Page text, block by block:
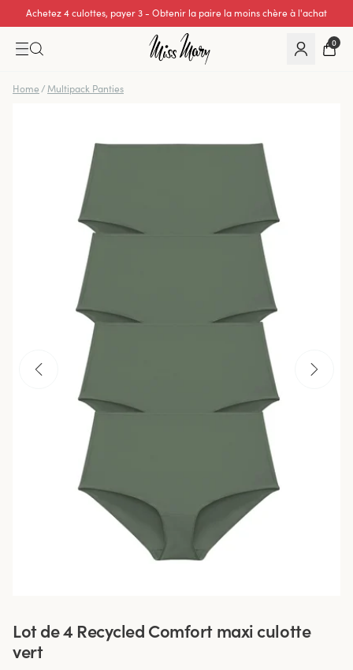
Achetez 4 culottes, payer 3 - Obtenir la paire la moins chère à l'achat
0
Home / Multipack Panties
Lot de 4 Recycled Comfort maxi culotte
vert